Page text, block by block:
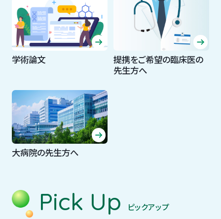
学術論文
提携をご希望の臨床医の
先生方へ
大病院の先生方へ
Pick Up ピックアップ